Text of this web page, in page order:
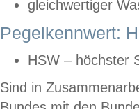
gleichwertiger
Pegelkennwert:
HSW – höchster
Sind in